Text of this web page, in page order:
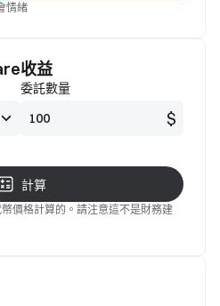
情緒
收益
委託數量
$
計算
價格計算的。請注意這不是財務建